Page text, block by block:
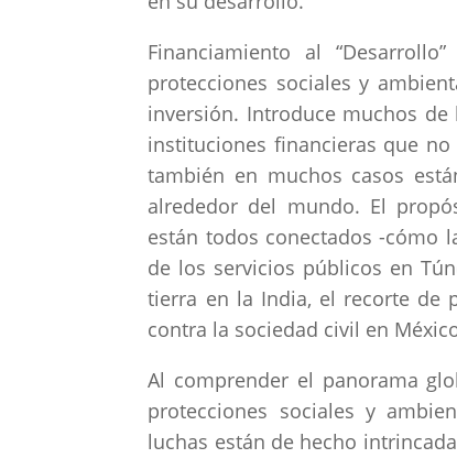
Financiamiento al
protecciones sociales y
inversión. Introduce muchos
instituciones financieras que
también en muchos casos
alrededor del mundo. El
están todos conectados -cómo
de los servicios públicos en
tierra en la India, el recorte de
contra la sociedad civil en
Al comprender el panorama
protecciones sociales y
luchas están de hecho